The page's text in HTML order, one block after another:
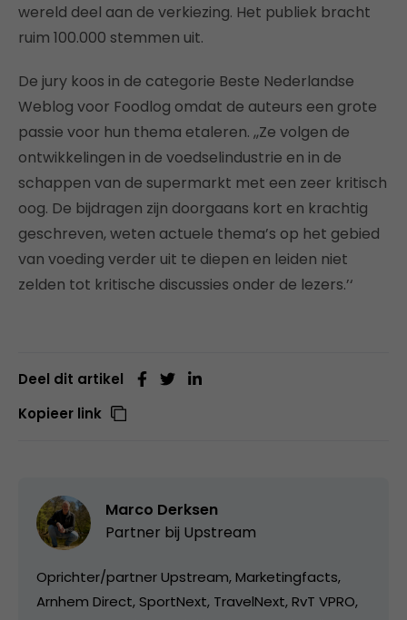
wereld deel aan de verkiezing. Het publiek bracht
ruim 100.000 stemmen uit.
De jury koos in de categorie Beste Nederlandse
Weblog voor Foodlog omdat de auteurs een grote
passie voor hun thema etaleren. ,,Ze volgen de
ontwikkelingen in de voedselindustrie en in de
schappen van de supermarkt met een zeer kritisch
oog. De bijdragen zijn doorgaans kort en krachtig
geschreven, weten actuele thema’s op het gebied
van voeding verder uit te diepen en leiden niet
zelden tot kritische discussies onder de lezers.’‘
Deel dit artikel
Kopieer link
Marco Derksen
Partner bij Upstream
Oprichter/partner Upstream, Marketingfacts,
Arnhem Direct, SportNext, TravelNext, RvT VPRO,